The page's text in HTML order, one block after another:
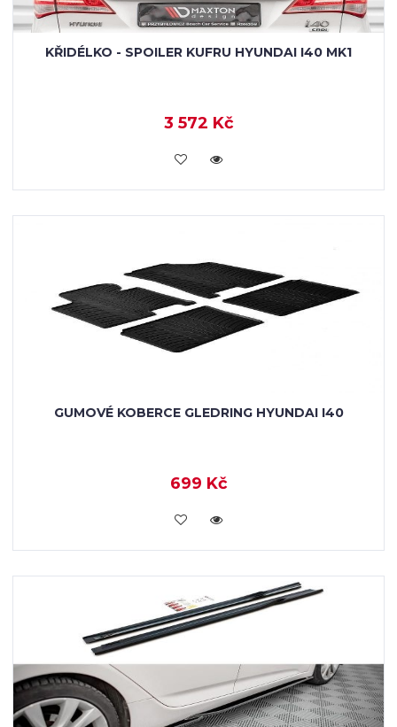
KŘIDÉLKO - SPOILER KUFRU HYUNDAI I40 MK1
3 572 Kč
KOUPIT
GUMOVÉ KOBERCE GLEDRING HYUNDAI I40
699 Kč
KOUPIT